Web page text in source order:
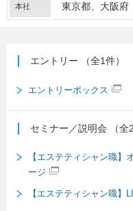
本社 東京都、大阪府
エントリー （全1件）
エントリーボックス
セミナー／説明会 （全
【エステティシャン職
ージ
【エステティシャン職